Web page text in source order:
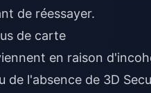
de réessayer.
de carte
en raison
de l'absence de 3D